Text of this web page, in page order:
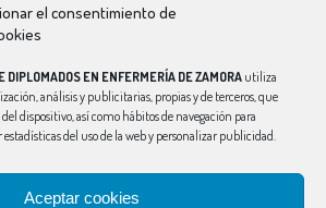
el consentimiento de
DIPLOMADOS EN ENFERMERÍA DE ZAMORA utiliza
análisis y publicitarias, propias y de terceros, que
dispositivo, así como hábitos de navegación para
del uso de la web y personalizar publicidad.
Aceptar cookies
enfermeriazamora.com/enfermeria-y-
personal-estatutario-servicio-
#MATRONA
Twitter
Síguenos en Instagram